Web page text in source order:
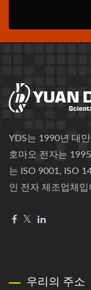
YDS는 1990년 대
호마오 전자는
는 ISO 9001, ISO
인 전자 제조업체입
우리의 주소